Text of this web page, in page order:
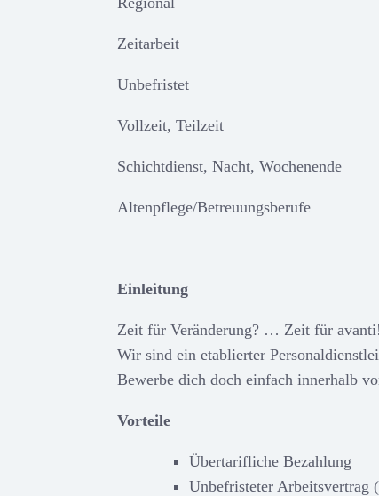
Zeitarbeit
Unbefristet
Vollzeit, Teilzeit
Schichtdienst, Nacht, Wochenende
Altenpflege/Betreuungsberufe
Einleitung
Zeit für Veränderung? … Zeit für avanti!
Wir sind ein etablierter
Bewerbe dich doch einfach innerhalb
Vorteile
Übertarifliche Bezahlung
Unbefristeter Arbeitsvertrag